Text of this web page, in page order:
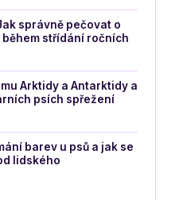
správně pečovat o
střídání ročních
Arktidy a Antarktidy a
psích spřežení
barev u psů a jak se
lidského